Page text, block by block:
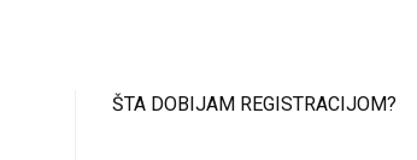
ŠTA DOBIJAM REGISTRACIJOM?